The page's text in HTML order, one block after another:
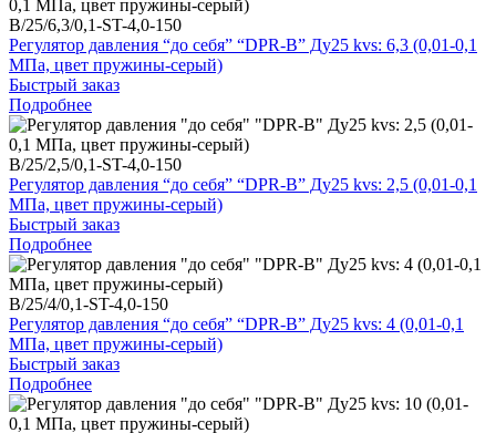
B/25/6,3/0,1-ST-4,0-150
Регулятор давления “до себя” “DPR-B” Ду25 kvs: 6,3 (0,01-0,1
МПа, цвет пружины-серый)
Быстрый заказ
Подробнее
B/25/2,5/0,1-ST-4,0-150
Регулятор давления “до себя” “DPR-B” Ду25 kvs: 2,5 (0,01-0,1
МПа, цвет пружины-серый)
Быстрый заказ
Подробнее
B/25/4/0,1-ST-4,0-150
Регулятор давления “до себя” “DPR-B” Ду25 kvs: 4 (0,01-0,1
МПа, цвет пружины-серый)
Быстрый заказ
Подробнее